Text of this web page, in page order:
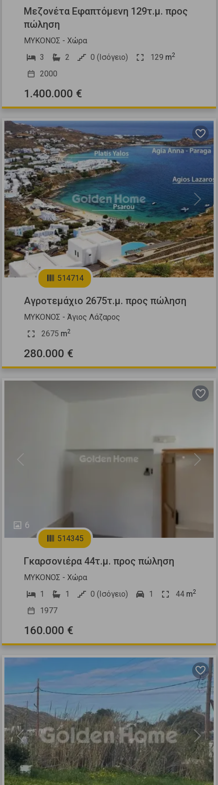
Μεζονέτα Εφαπτόμενη 129τ.μ. προς
πώληση
ΜΥΚΟΝΟΣ - Χώρα
3
2 0 (Ισόγειο) 129 m2
2000
1.400.000 €
2
Previous Next
514714
Αγροτεμάχιο 2675τ.μ. προς πώληση
ΜΥΚΟΝΟΣ - Άγιος Λάζαρος
2675 m2
280.000 €
6
Next
514345
Γκαρσονιέρα 44τ.μ. προς πώληση
ΜΥΚΟΝΟΣ - Χώρα
1
1 0 (Ισόγειο) 1 44 m2
1977
160.000 €
Previous Next